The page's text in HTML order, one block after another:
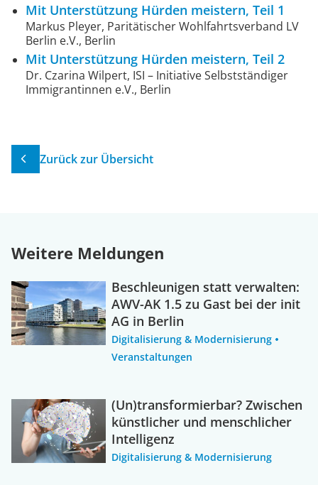
Mit Unterstützung Hürden meistern, Teil 1
Markus Pleyer, Paritätischer Wohlfahrtsverband LV
Berlin e.V., Berlin
Mit Unterstützung Hürden meistern, Teil 2
Dr. Czarina Wilpert, ISI – Initiative Selbstständiger
Immigrantinnen e.V., Berlin
Zurück zur Übersicht
Weitere Meldungen
Beschleunigen statt verwalten:
AWV-AK 1.5 zu Gast bei der init
AG in Berlin
Digitalisierung & Modernisierung
Veranstaltungen
(Un)transformierbar? Zwischen
künstlicher und menschlicher
Intelligenz
Digitalisierung & Modernisierung